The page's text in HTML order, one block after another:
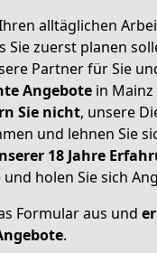
alltäglichen
Sie zuerst planen
Partner für Sie
Angebote in
Sie nicht, unsere
und lehnen Sie
18 Jahre
holen Sie sich
Formular aus und
.